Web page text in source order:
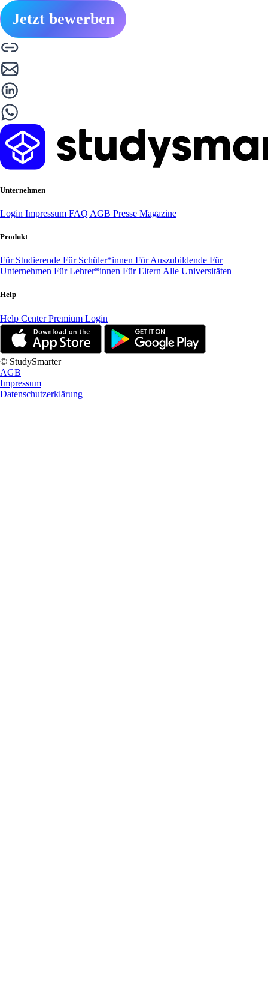
Jetzt bewerben
Unternehmen
Login Impressum FAQ AGB Presse Magazine
Produkt
Für Studierende Für Schüler*innen Für Auszubildende Für
Unternehmen Für Lehrer*innen Für Eltern Alle Universitäten
Help
Help CenterPremium Login
© StudySmarter
AGB
Impressum
Datenschutzerklärung